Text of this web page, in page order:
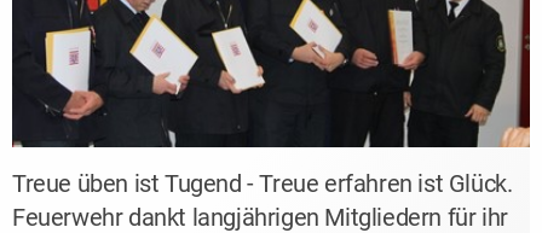
Treue üben ist Tugend - Treue erfahren ist Glück.
Feuerwehr dankt langjährigen Mitgliedern für ihr